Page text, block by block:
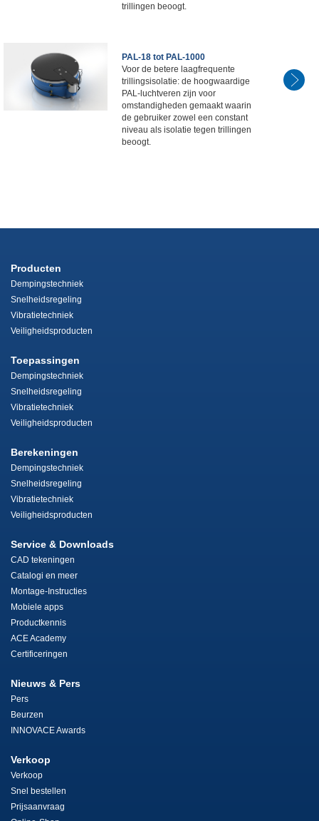
trillingen beoogt.
PAL-18 tot PAL-1000
Voor de betere laagfrequente
trillingsisolatie: de hoogwaardige
PAL-luchtveren zijn voor
omstandigheden gemaakt waarin
de gebruiker zowel een constant
niveau als isolatie tegen trillingen
beoogt.
Producten
Dempingstechniek
Snelheidsregeling
Vibratietechniek
Veiligheidsproducten
Toepassingen
Dempingstechniek
Snelheidsregeling
Vibratietechniek
Veiligheidsproducten
Berekeningen
Dempingstechniek
Snelheidsregeling
Vibratietechniek
Veiligheidsproducten
Service & Downloads
CAD tekeningen
Catalogi en meer
Montage-Instructies
Mobiele apps
Productkennis
ACE Academy
Certificeringen
Nieuws & Pers
Pers
Beurzen
INNOVACE Awards
Verkoop
Verkoop
Snel bestellen
Prijsaanvraag